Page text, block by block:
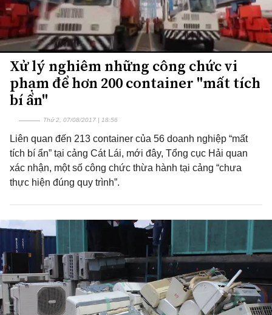
Xử lý nghiêm những công chức vi
phạm để hơn 200 container "mất tích
bí ẩn"
Thứ 2, 07/08/2017 | 18:56
Liên quan đến 213 container của 56 doanh nghiệp “mất
tích bí ẩn” tại cảng Cát Lái, mới đây, Tổng cục Hải quan
xác nhận, một số công chức thừa hành tại cảng “chưa
thực hiện đúng quy trình”.